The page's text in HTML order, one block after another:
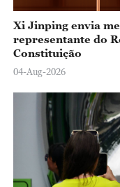
Xi Jinping envia
representante do
Constituição
04-Aug-2026